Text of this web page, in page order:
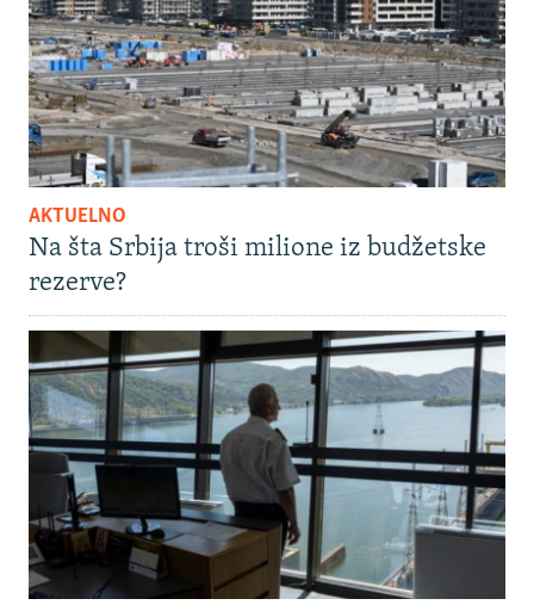
AKTUELNO
Na šta Srbija troši milione iz budžetske
rezerve?